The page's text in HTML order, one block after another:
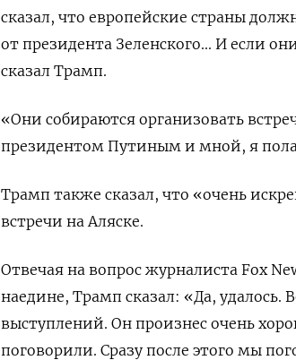
сказал, что европейские страны
от президента Зеленского... И если
сказал Трамп.
«Они собираются организовать
президентом Путиным и мной, я
Трамп также сказал, что «очень
встречи на Аляске.
Отвечая на вопрос журналиста Fox
наедине, Трамп сказал: «Да, удалось.
выступлений. Он произнес очень
поговорили. Сразу после этого мы